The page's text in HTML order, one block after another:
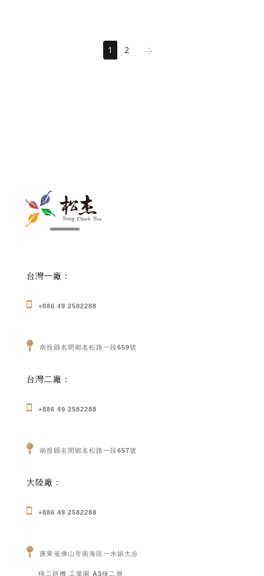
1 2
台灣一廠：
+886 49 2582288
南投縣名間鄉名松路一段659號
台灣二廠：
+886 49 2582288
南投縣名間鄉名松路一段657號
大陸廠：
+886 49 2582288
廣東省佛山市南海區一水鎮大歩
橫二路機 工業園 A3棟二層